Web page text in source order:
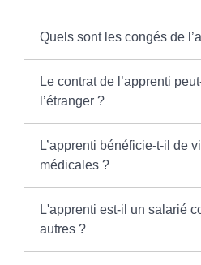
Quels sont les congés de
Le contrat de l’apprenti
l’étranger ?
L’apprenti bénéficie-t-il de
médicales ?
L'apprenti est-il un salarié
autres ?